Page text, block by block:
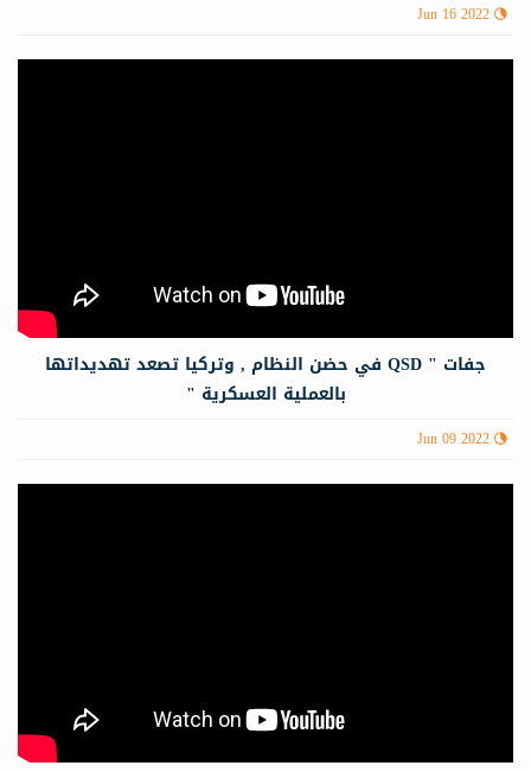
Jun 16 2022
جفات " QSD في حضن النظام , وتركيا تصعد تهديداتها
بالعملية العسكرية "
Jun 09 2022